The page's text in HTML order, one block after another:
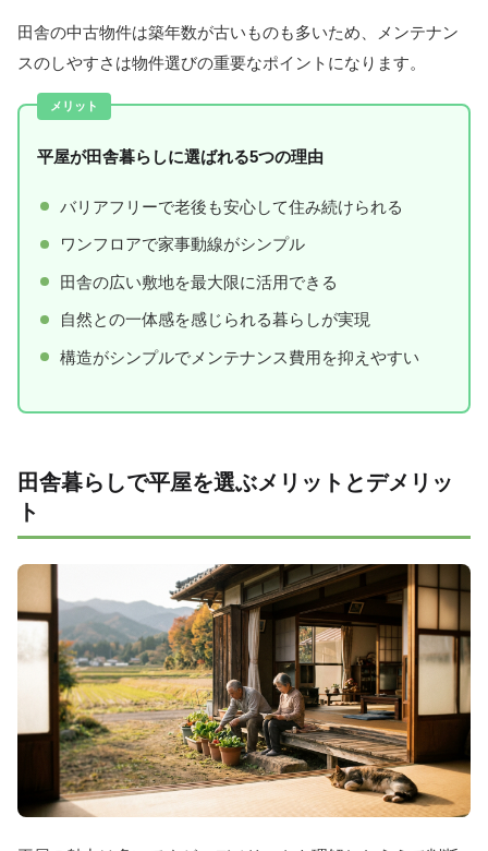
田舎の中古物件は築年数が古いものも多いため、メンテナン
スのしやすさは物件選びの重要なポイントになります。
平屋が田舎暮らしに選ばれる5つの理由
バリアフリーで老後も安心して住み続けられる
ワンフロアで家事動線がシンプル
田舎の広い敷地を最大限に活用できる
自然との一体感を感じられる暮らしが実現
構造がシンプルでメンテナンス費用を抑えやすい
田舎暮らしで平屋を選ぶメリットとデメリッ
ト